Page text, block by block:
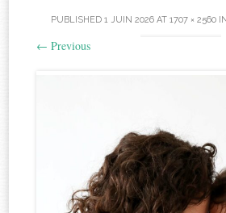
PUBLISHED 1 JUIN 2026AT 1707 × 2560IN
← Previous